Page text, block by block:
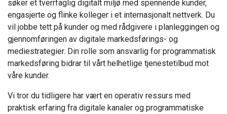
søker et tverrfaglig digitalt miljø med spennende kunder,
engasjerte og flinke kolleger i et internasjonalt nettverk. Du
vil jobbe tett på kunder og med rådgivere i planleggingen og
gjennomføringen av digitale markedsførings- og
mediestrategier. Din rolle som ansvarlig for programmatisk
markedsføring bidrar til vårt helhetlige tjenestetilbud mot
våre kunder.
Vi tror du tidligere har vært en operativ ressurs med
praktisk erfaring fra digitale kanaler og programmatiske